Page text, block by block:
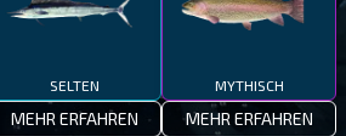
SELTEN
MEHR ERFAHREN
MYTHISCH
MEHR ERFAHREN